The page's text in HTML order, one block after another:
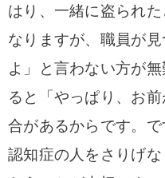
はり、一緒に盗られ
なりますが、職員が
よ」と言わない方が
ると「やっぱり、お
合があるからです。で
認知症の人をさりげ